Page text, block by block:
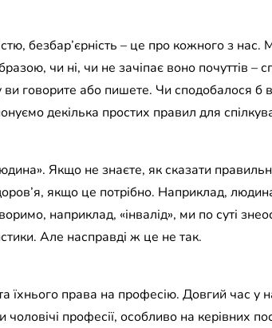
безбар’єрність – це про кожного з
чи ні, чи не зачіпає воно почуттів –
ви говорите або пишете. Чи сподобалося б
декілька простих правил для
Якщо не знаєте, як сказати
якщо це потрібно. Наприклад,
наприклад, «інвалід», ми по суті
Але насправді ж це не так.
їхнього права на професію. Довгий час у
професії, особливо на керівних